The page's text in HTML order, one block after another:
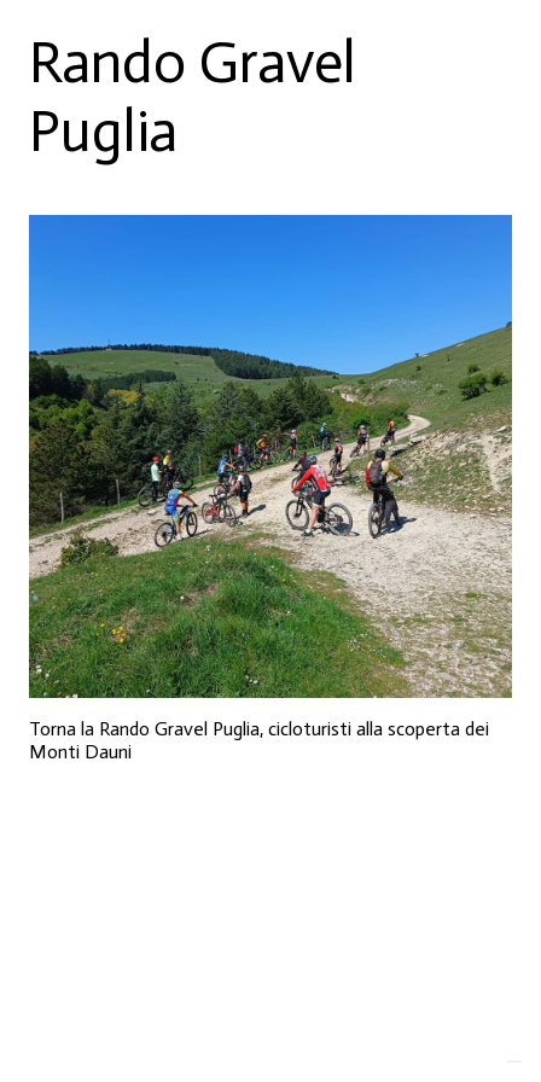
Rando Gravel
Puglia
Torna la Rando Gravel Puglia, cicloturisti alla scoperta dei
Monti Dauni